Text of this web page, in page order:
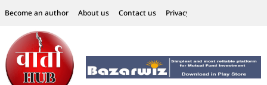
Become an author About us Contact us Privacy Policy